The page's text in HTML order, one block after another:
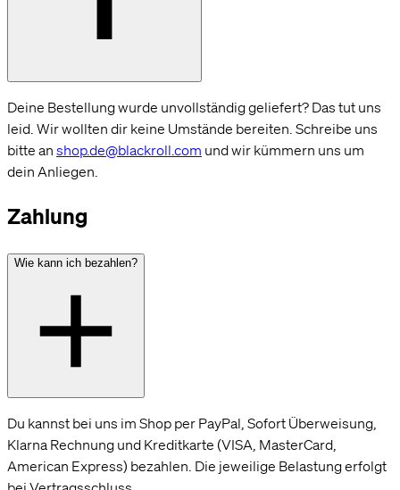
Deine Bestellung wurde unvollständig geliefert? Das tut uns
leid. Wir wollten dir keine Umstände bereiten. Schreibe uns
bitte an shop.de@blackroll.com und wir kümmern uns um
dein Anliegen.
Zahlung
Wie kann ich bezahlen?
Du kannst bei uns im Shop per PayPal, Sofort Überweisung,
Klarna Rechnung und Kreditkarte (VISA, MasterCard,
American Express) bezahlen. Die jeweilige Belastung erfolgt